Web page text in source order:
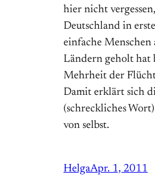
hier nicht
Deutschland in
einfache Menschen
Ländern geholt hat
Mehrheit der
Damit erklärt sich
(schreckliches
von selbst.
HelgaApr. 1, 2011